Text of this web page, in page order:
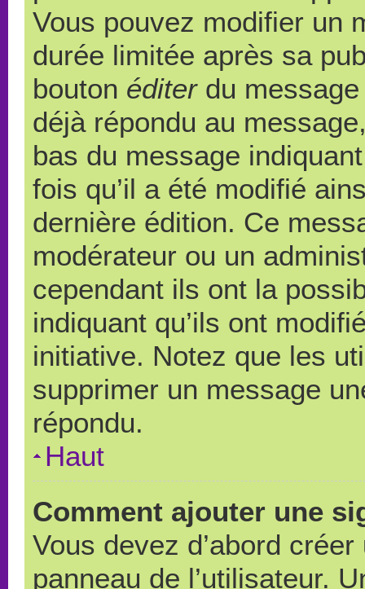
Vous pouvez modifier un
durée limitée après sa
bouton éditerdu message
déjà répondu au
bas du message
fois qu’il a été modifié
dernière édition. Ce
modérateur ou un
cependant ils ont la
indiquant qu’ils ont
initiative. Notez que les
supprimer un message
répondu.
Haut
Comment ajouter une
Vous devez d’abord
panneau de l’utilisateur.